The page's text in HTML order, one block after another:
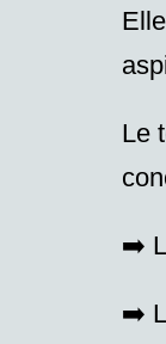
Le
➡️
➡️